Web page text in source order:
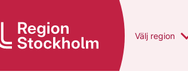
Du har valt
Välj en annan
region